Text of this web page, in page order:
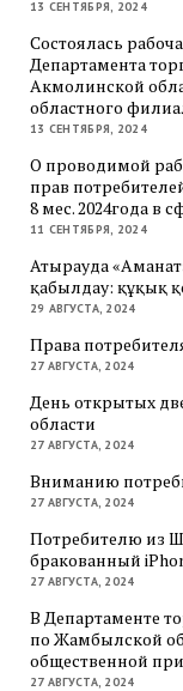
13 СЕНТЯБРЯ, 2024
Состоялась
Департамента
Акмолинской
областного
13 СЕНТЯБРЯ, 2024
О проводимой
прав
8 мес. 2024года в
11 СЕНТЯБРЯ, 2024
Атырауда
қабылдау: құқық
29 АВГУСТА, 2024
Права
27 АВГУСТА, 2024
День открытых
области
27 АВГУСТА, 2024
Вниманию
27 АВГУСТА, 2024
Потребителю из
бракованный
27 АВГУСТА, 2024
В Департаменте
по Жамбылской
общественной
27 АВГУСТА, 2024